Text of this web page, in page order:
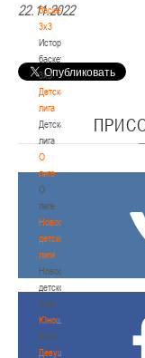
баскетбола
3х3
История
баскетбола
3х3
Детская
лига
Детская
лига
О
лиге
О
лиге
Новости
детской
лиги
Новости
детской
лиги
Юноши
Юноши
Девушки
22.11.2022